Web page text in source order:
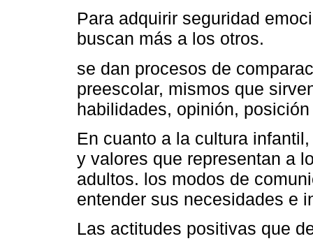
Para adquirir seguridad
buscan más a los otros.
se dan procesos de
preescolar, mismos que
habilidades, opinión,
En cuanto a la cultura
y valores que representan a
adultos. los modos de
entender sus necesidades e
Las actitudes positivas que